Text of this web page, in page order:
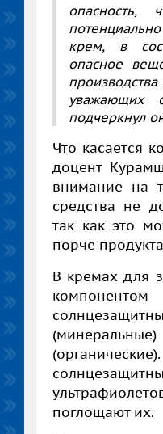
опасность,
крем, в
опасное
уважающих
подчеркнул
Что касается
доцент
внимание на
средства не
так как это
порче
В кремах для
поглощают их.